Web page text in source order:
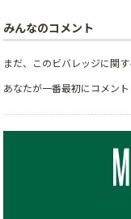
みんなのコメント
まだ、このビバレッジに関
あなたが一番最初にコメント